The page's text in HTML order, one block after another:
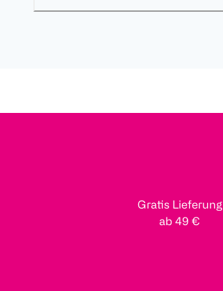
Gratis Lieferung
ab 49 €